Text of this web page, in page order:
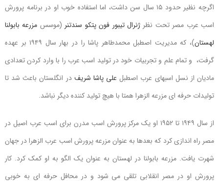
اگرچه نظیر حدود ۱۵ سال سن داشت، اما استفاده خوب او در برنامه پرورش
اسب عرب مصر تحت نظرژنرال تیبور فون پتکو سندتنر (موسس مزرعه بابولنا
لهستان
)، که مدیریت اصطبل محمدطاهر پاشا را در بهار سال ۱۹۴۹ بر عهده
گرفت، و تمام علم و تجربیات خود در تولید اسب عرب را با وارد کردن تعدادی
مادیان از نسل اسبهای عرب اصطبل علی پاشا شریف در انگلستان باعث شد تا
تولیدات حرفه ای مزرعه الزهرا همتا با هیچ تولید کننده دیگر نباشد.
از سال ۱۹۴۹ تا ۱۹۵۲ او یک مرکز پرورش اسب مدرن برای اسب عرب اصیل در
مصر راه اندازی کرد که بعدها به عنوان مزرعه پرورش اسب عرب الزهرا در جهان
شهرت یافت. مزرعه بابولنا در لهستان به عنوان یک الگو به او کمک کرد. کار
پرورش او در مصر انقلابی تلقی می شود و در محافل حرفه ای به خوبی